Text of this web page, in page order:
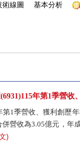
術線圖 基本分析
年第1季營
第1季營收、獲利創歷
營收為3.05億元，年
)